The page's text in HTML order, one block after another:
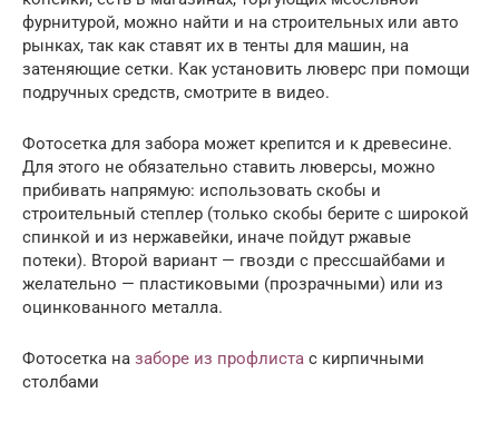
фурнитурой, можно найти и на строительных или авто
рынках, так как ставят их в тенты для машин, на
затеняющие сетки. Как установить люверс при помощи
подручных средств, смотрите в видео.
Фотосетка для забора может крепится и к древесине.
Для этого не обязательно ставить люверсы, можно
прибивать напрямую: использовать скобы и
строительный степлер (только скобы берите с широкой
спинкой и из нержавейки, иначе пойдут ржавые
потеки). Второй вариант — гвозди с прессшайбами и
желательно — пластиковыми (прозрачными) или из
оцинкованного металла.
Фотосетка на заборе из профлиста с кирпичными
столбами